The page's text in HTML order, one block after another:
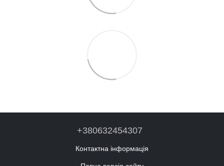
+380632454307
Контактна інформація